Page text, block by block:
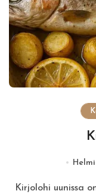
Kirjolohi uunissa on mehukas ja maukas arkiruoka, joka